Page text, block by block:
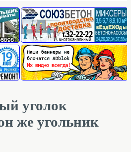
уголок
же угольник